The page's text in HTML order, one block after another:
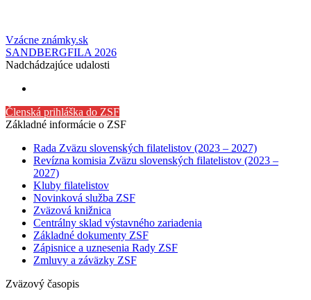
Vzácne známky.sk
SANDBERGFILA 2026
Nadchádzajúce udalosti
Členská prihláška do ZSF
Základné informácie o ZSF
Rada Zväzu slovenských filatelistov (2023 – 2027)
Revízna komisia Zväzu slovenských filatelistov (2023 –
2027)
Kluby filatelistov
Novinková služba ZSF
Zväzová knižnica
Centrálny sklad výstavného zariadenia
Základné dokumenty ZSF
Zápisnice a uznesenia Rady ZSF
Zmluvy a záväzky ZSF
Zväzový časopis